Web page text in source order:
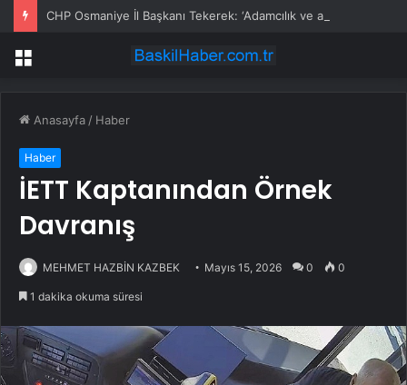
Menü
Anasayfa / Haber
Haber
İETT Kaptanından Örnek
Davranış
MEHMET HAZBİN KAZBEK Mayıs 15, 2026 0 0
1 dakika okuma süresi